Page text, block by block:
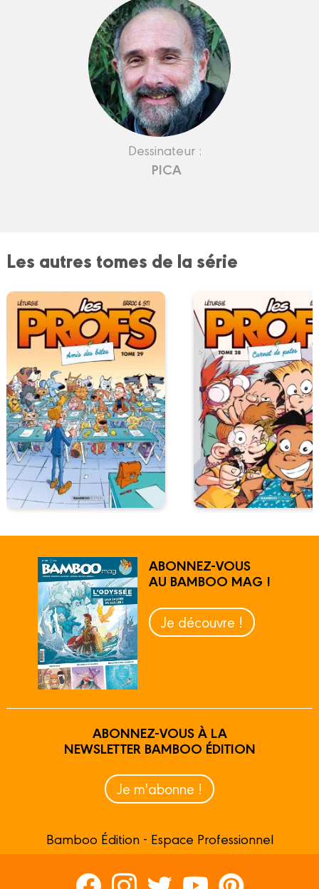
Dessinateur :
PICA
Les autres tomes de la série
ABONNEZ-VOUS
AU BAMBOO MAG !
Je découvre !
ABONNEZ-VOUS À LA
NEWSLETTER BAMBOO ÉDITION
Je m'abonne !
Bamboo Édition - Espace Professionnel